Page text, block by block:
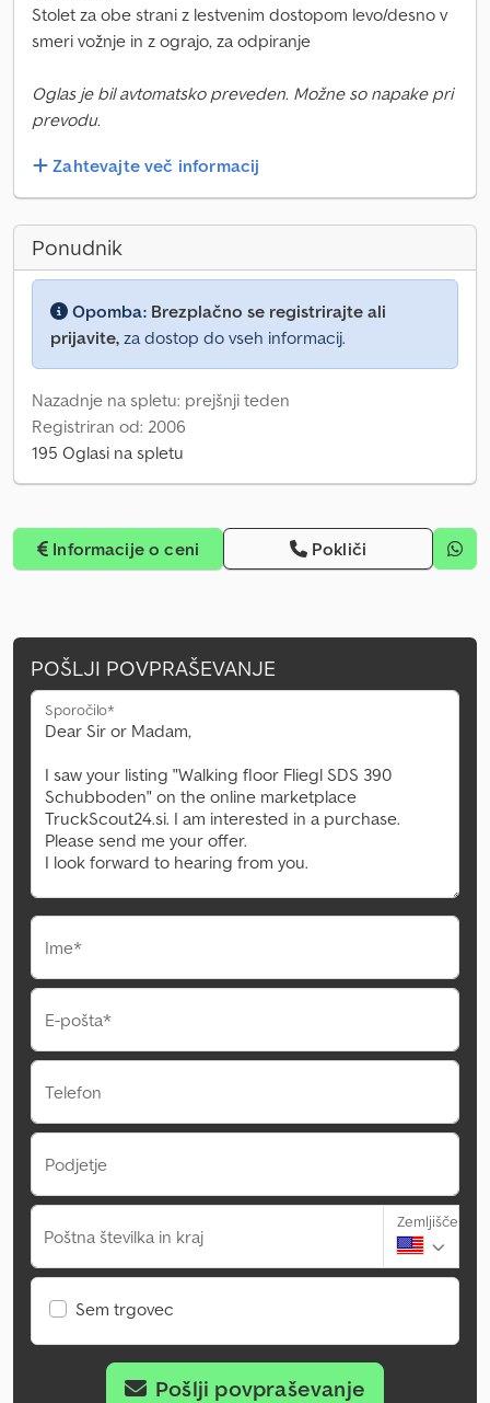
Stolet za obe strani z lestvenim dostopom levo/desno v
smeri vožnje in z ograjo, za odpiranje
Oglas je bil avtomatsko preveden. Možne so napake pri
prevodu.
Zahtevajte več informacij
Ponudnik
Opomba: Brezplačno se registrirajte ali
prijavite, za dostop do vseh informacij.
Nazadnje na spletu: prejšnji teden
Registriran od: 2006
195 Oglasi na spletu
Informacije o ceni Pokliči
POŠLJI POVPRAŠEVANJE
Sporočilo*
Ime*
E-pošta*
Telefon
Podjetje
Poštna številka in kraj
Zemljišče
Sem trgovec
Pošlji povpraševanje